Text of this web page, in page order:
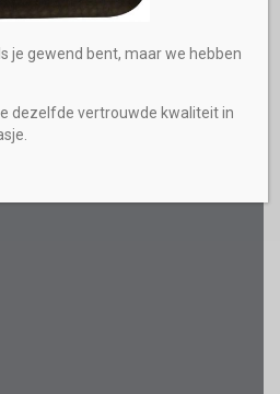
je gewend bent, maar we hebben
dezelfde vertrouwde kwaliteit in